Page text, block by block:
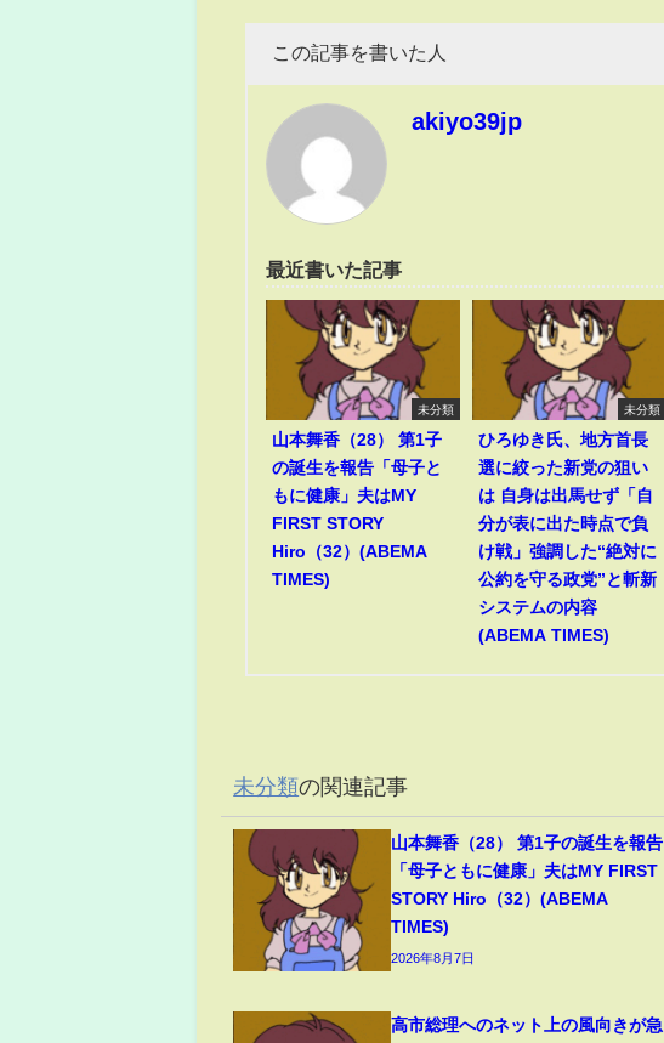
この記事を書いた人
akiyo39jp
最近書いた記事
未分類
山本舞香（28） 第1子
の誕生を報告「母子と
もに健康」夫はMY
FIRST STORY
Hiro（32）(ABEMA
TIMES)
未分類
ひろゆき氏、地方首長
選に絞った新党の狙い
は 自身は出馬せず「自
分が表に出た時点で負
け戦」強調した“絶対に
公約を守る政党”と斬新
システムの内容
(ABEMA TIMES)
未分類の関連記事
山本舞香（28） 第1子の誕生を報告
「母子ともに健康」夫はMY FIRST
STORY Hiro（32）(ABEMA
TIMES)
2026年8月7日
高市総理へのネット上の風向きが急